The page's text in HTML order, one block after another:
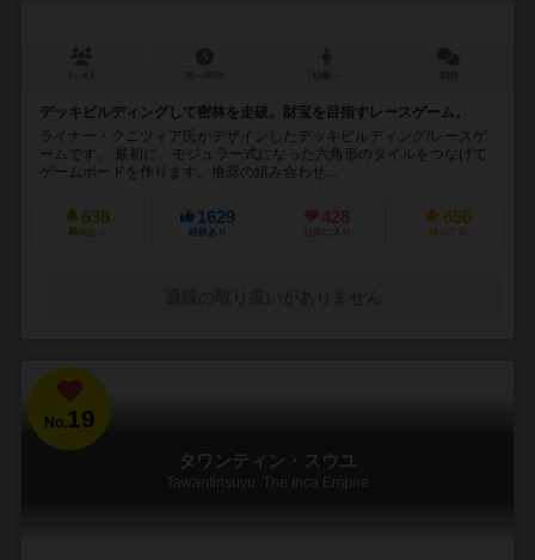
デッキビルディングして密林を走破。財宝を目指すレースゲーム。
ライナー・クニツィア氏がデザインしたデッキビルディング/レースゲ
ームです。 最初に、モジュラー式になった六角形のタイルをつなげて
ゲームボードを作ります。推奨の組み合わせ...
638
興味あり
1629
経験あり
428
お気に入り
656
持ってる
No.19
タワンティン・スウユ
Tawantinsuyu: The Inca Empire